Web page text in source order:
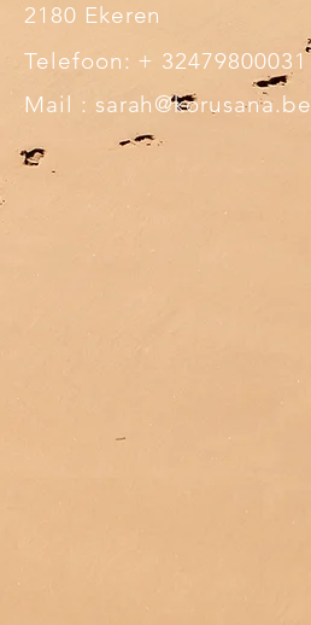
2180 Ekeren
Telefoon: + 32479800031
Mail : sarah@korusana.be